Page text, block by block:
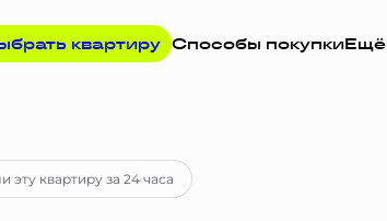
квартиру Способы покупкиЕщё
эту квартиру за 24 часа